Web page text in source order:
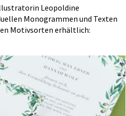
Leopoldine
Monogrammen und Texten
Motivsorten erhältlich: